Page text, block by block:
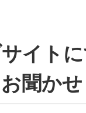
イト
聞か